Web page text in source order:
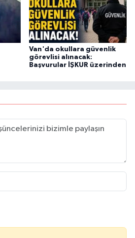
Van'da okullara güvenlik
görevlisi alınacak:
Başvurular İŞKUR üzerinden